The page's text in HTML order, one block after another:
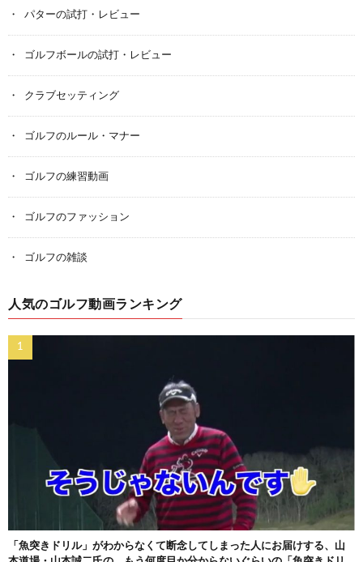
パターの試打・レビュー
ゴルフボールの試打・レビュー
クラブセッティング
ゴルフのルール・マナー
ゴルフの練習動画
ゴルフのファッション
ゴルフの雑談
人気のゴルフ動画ランキング
「魚突きドリル」がわからなくて断念してしまった人にお届けする、山